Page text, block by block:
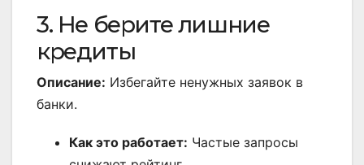
3. Не берите лишние
кредиты
Описание: Избегайте ненужных заявок в
банки.
Как это работает: Частые запросы